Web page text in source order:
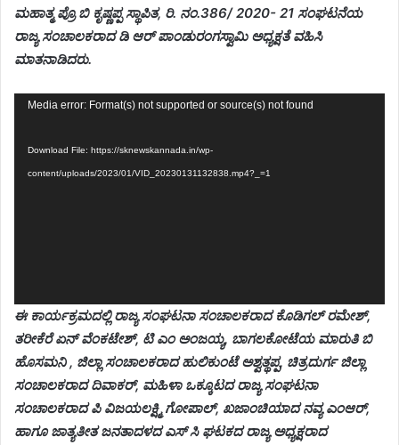
ಮಹಾತ್ಮ ಪ್ರೊ ಬಿ ಕೃಷ್ಣಪ್ಪ ಸ್ಥಾಪಿತ, ರಿ. ನಂ.386/ 2020- 21 ಸಂಘಟನೆಯ
ರಾಜ್ಯ ಸಂಚಾಲಕರಾದ ಡಿ ಆರ್ ಪಾಂಡುರಂಗಸ್ವಾಮಿ ಅಧ್ಯಕ್ಷತೆ ವಹಿಸಿ
ಮಾತನಾಡಿದರು.
Video
Media error: Format(s) not supported or source(s) not found
Download File: https://sknewskannada.in/wp-
content/uploads/2023/01/VID_20230131132838.mp4?_=1
ಈ ಕಾರ್ಯಕ್ರಮದಲ್ಲಿ ರಾಜ್ಯ ಸಂಘಟನಾ ಸಂಚಾಲಕರಾದ ಕೊಡಿಗಲ್ ರಮೇಶ್,
ತರೀಕೆರೆ ಏನ್ ವೆಂಕಟೇಶ್, ಟಿ ಎಂ ಅಂಜಯ್ಯ, ಬಾಗಲಕೋಟೆಯ ಮಾರುತಿ ಬಿ
ಹೊಸಮನಿ , ಜಿಲ್ಲಾ ಸಂಚಾಲಕರಾದ ಹುಲಿಕುಂಟೆ ಅಶ್ವತ್ಥಪ್ಪ, ಚಿತ್ರದುರ್ಗ ಜಿಲ್ಲಾ
ಸಂಚಾಲಕರಾದ ದಿವಾಕರ್, ಮಹಿಳಾ ಒಕ್ಕೂಟದ ರಾಜ್ಯ ಸಂಘಟನಾ
ಸಂಚಾಲಕರಾದ ಪಿ ವಿಜಯಲಕ್ಷ್ಮಿ ಗೋಪಾಲ್, ಖಜಾಂಚಿಯಾದ ನವ್ಯ ಎಂಆರ್,
ಹಾಗೂ ಜಾತ್ಯತೀತ ಜನತಾದಳದ ಎಸ್ ಸಿ ಘಟಕದ ರಾಜ್ಯ ಅಧ್ಯಕ್ಷರಾದ